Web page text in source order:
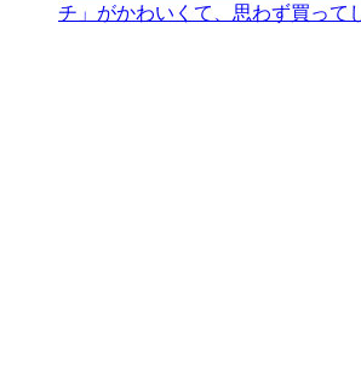
チ」がかわいくて、思わず買って